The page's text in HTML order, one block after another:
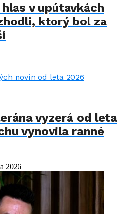
v upútavkách
ktorý bol za
vyzerá od leta
vynovila ranné
2026